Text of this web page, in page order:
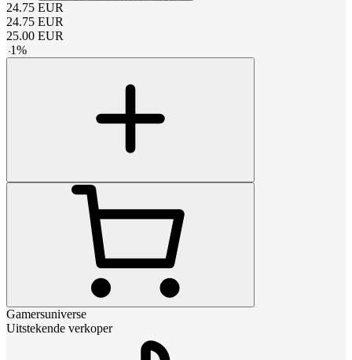
24.75 EUR
24.75 EUR
25.00 EUR
-1%
Gamersuniverse
Uitstekende verkoper